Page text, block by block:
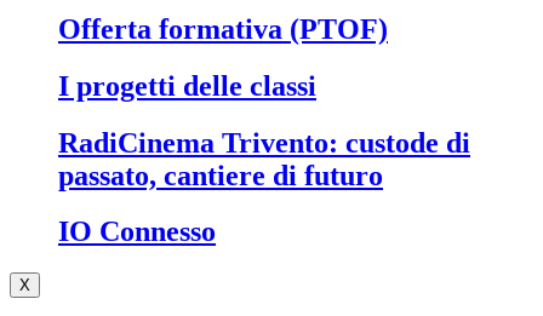
Offerta formativa (PTOF)
I progetti delle classi
RadiCinema Trivento: custode di
passato, cantiere di futuro
IO Connesso
X